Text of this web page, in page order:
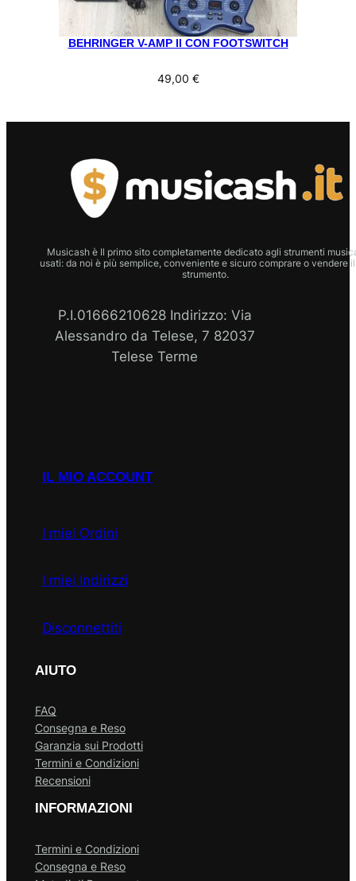
BEHRINGER V-AMP II CON FOOTSWITCH
49,00 €
Musicash è Il primo sito completamente dedicato agli strumenti
usati: da noi è più semplice, conveniente e sicuro comprare o vendere
strumento.
P.I.01666210628 Indirizzo: Via
Alessandro da Telese, 7 82037
Telese Terme
IL MIO ACCOUNT
I miei Ordini
I miei Indirizzi
Disconnettiti
AIUTO
FAQ
Consegna e Reso
Garanzia sui Prodotti
Termini e Condizioni
Recensioni
INFORMAZIONI
Termini e Condizioni
Consegna e Reso